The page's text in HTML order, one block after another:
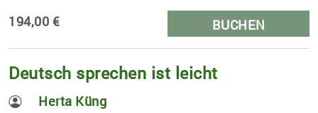
194,00 € BUCHEN
Deutsch sprechen ist leicht
Herta Küng